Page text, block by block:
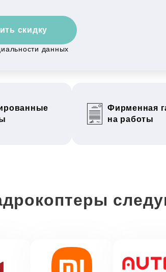
скидку
данных
Фирменная
на работы